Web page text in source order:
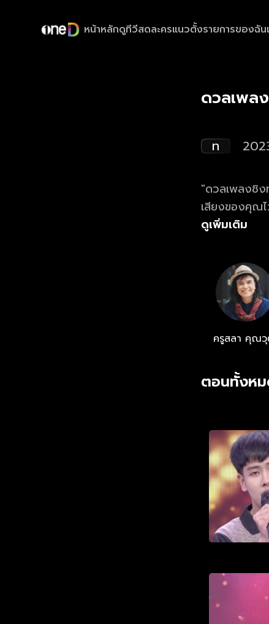
หน้าหลักดูทีวีสดละครแนวตั้งรายการของฉัน
ดวลเพล
ท
"ดวลเพลงชิง
เสียงของคุณ
ดูเพิ่มเติม
ครูสลา คุณ
ตอนทั้งห